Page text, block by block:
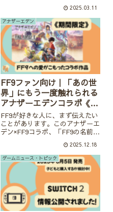
る方も多いのではないでしょう
か？今回はPS5の種類や購入の際
の注意点などを紹介していきま
す。PS5の種類の違いがわからな
い...
2025.03.11
アナザーエデン
FF9ファン向け｜「あの世
界」にもう一度触れられる
アナザーエデンコラボ《期
間限定コンテンツ》
FF9が好きな人に、まず伝えたい
ことがあります。このアナザーエ
デン×FF9コラボ、「FF9の名前を
せん。こんにちは気まぐれaraで
す🎮シングルプレイ好きの主婦
の私が紹介する最高のコラボで
す。FF９好きでアナデン...
2025.12.18
ゲームニュース・トピック